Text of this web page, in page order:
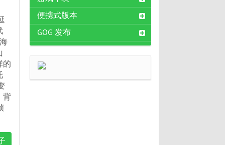
的
背
便携式版本
GOG 发布